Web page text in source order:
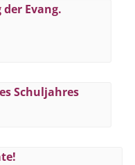
Evang.
Schuljahres